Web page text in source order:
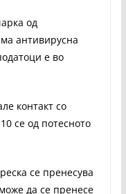
од
антивирусна
е во
контакт со
се од потесното
се пренесува
да се пренесе